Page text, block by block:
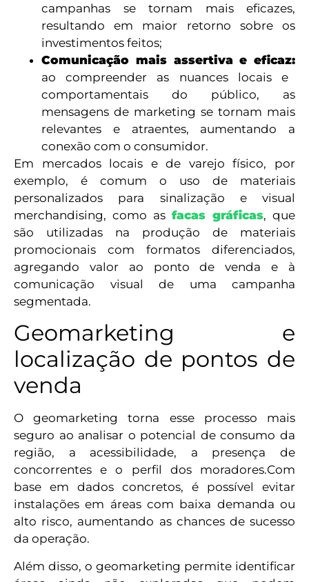
campanhas se tornam mais eficazes,
resultando em maior retorno sobre os
investimentos feitos;
Comunicação mais assertiva e eficaz:
ao compreender as nuances locais e
comportamentais do público, as
mensagens de marketing se tornam mais
relevantes e atraentes, aumentando a
conexão com o consumidor.
Em mercados locais e de varejo físico, por
exemplo, é comum o uso de materiais
personalizados para sinalização e visual
merchandising, como as facas gráficas, que
são utilizadas na produção de materiais
promocionais com formatos diferenciados,
agregando valor ao ponto de venda e à
comunicação visual de uma campanha
segmentada.
Geomarketing e
localização de pontos de
venda
O geomarketing torna esse processo mais
seguro ao analisar o potencial de consumo da
região, a acessibilidade, a presença de
concorrentes e o perfil dos moradores.Com
base em dados concretos, é possível evitar
instalações em áreas com baixa demanda ou
alto risco, aumentando as chances de sucesso
da operação.
Além disso, o geomarketing permite identificar